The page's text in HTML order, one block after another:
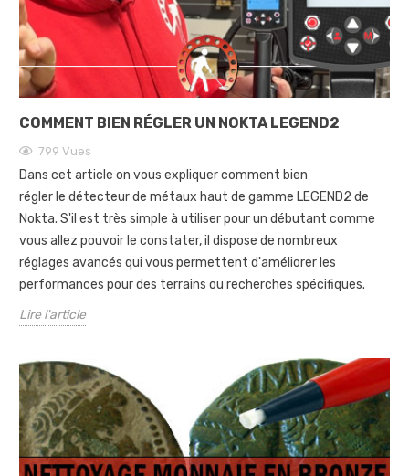
COMMENT BIEN RÉGLER UN NOKTA LEGEND2
799 Vues
Dans cet article on vous expliquer comment bien
régler le détecteur de métaux haut de gamme LEGEND2 de
Nokta. S'il est très simple à utiliser pour un débutant comme
vous allez pouvoir le constater, il dispose de nombreux
réglages avancés qui vous permettent d'améliorer les
performances pour des terrains ou recherches spécifiques.
Lire l'article